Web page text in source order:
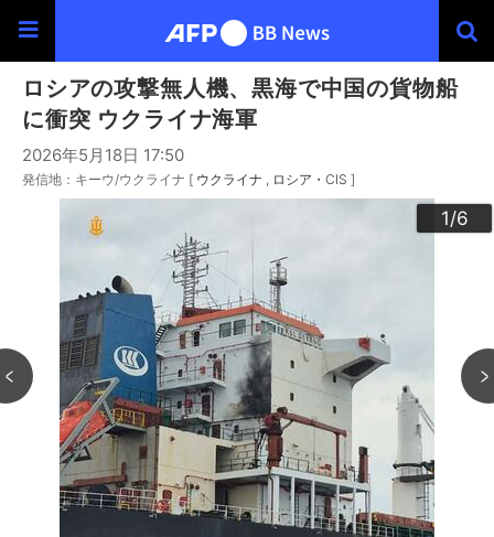
ロシアの攻撃無人機、黒海で中国の貨物船
に衝突 ウクライナ海軍
2026年5月18日 17:50
発信地：キーウ/ウクライナ [ ウクライナ ロシア・CIS ]
1/6
2/6
3/6
4/6
5/6
6/6